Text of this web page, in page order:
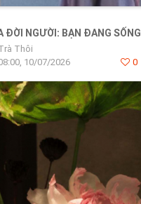
ĐỜI NGƯỜI: BẠN ĐANG
Thôi
10/07/2026 0